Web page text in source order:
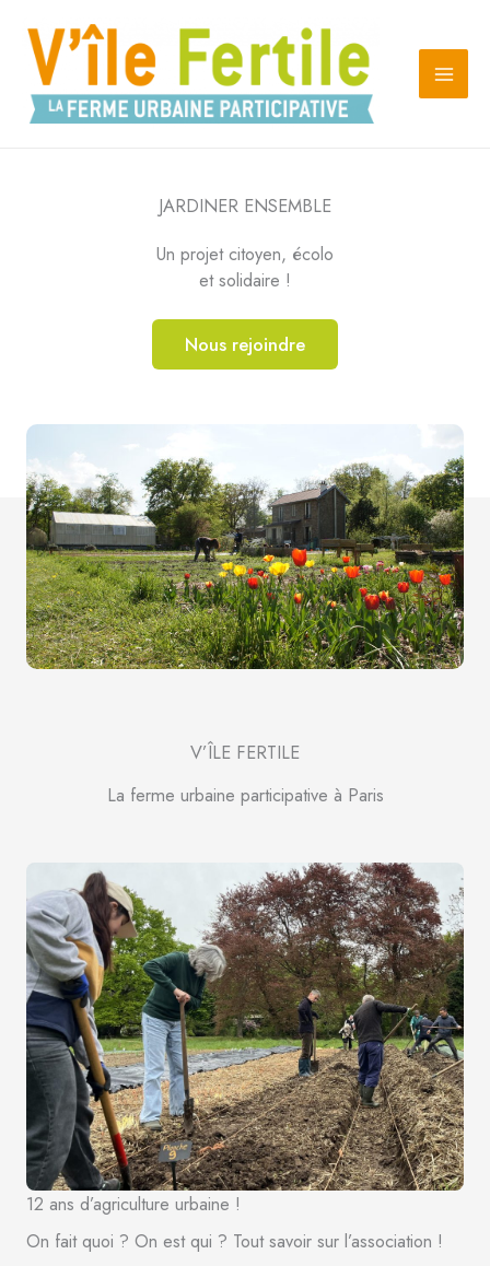
contenu
JARDINER ENSEMBLE
Un projet citoyen, écolo
et solidaire !
Nous rejoindre
V’ÎLE FERTILE
La ferme urbaine participative à Paris
12 ans d’agriculture urbaine !
On fait quoi ? On est qui ? Tout savoir sur l’association !